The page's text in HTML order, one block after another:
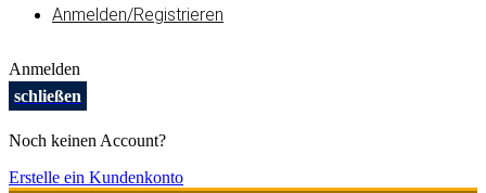
Anmelden/Registrieren
Anmelden
schließen
Noch keinen Account?
Erstelle ein Kundenkonto